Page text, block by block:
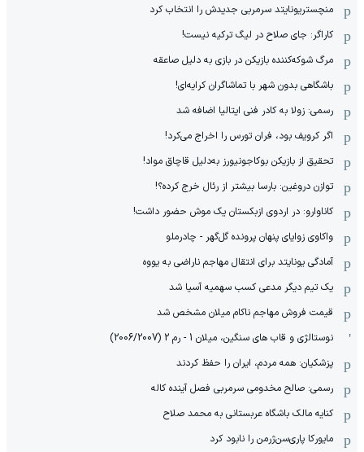
منچستریونایتد سرمربی جدیدش را انتخاب کرد
کاراگر: جای صلاح در لیگ ترکیه نیست!
مرگ شوکه‌کننده بازیکن در بازی به دلیل صاعقه
باشگاهی بدون شهر با تماشاگران کرایه‌ای!
رسمی: زولا به کادر فنی ایتالیا اضافه شد
اگر کرویف بود، فران تورس را اخراج می‌کرد!
تحقیق از بازیکن بوکاجونیورز به‌دلیل قاچاق مواد!
توازن دروغین: بارسا بیشتر از رئال خرج کرده؟!
کاناوارو: در اردوی ازبکستان یک موش حضور داشت!
واکاوی زوایای پنهان پرونده گل‌گهر - چادرملو
آمادگی یونایتد برای انتقال مهاجم ناراضی به یووه
یک تیم دیگر مدعی کسب سهمیه آسیا شد
قیمت فروش مهاجم ناکام میلان مشخص شد
نوستالژی و قاب های سنگین، میلان 1 - رم 2 (2006/2007)
پزشکیان: همه مردم، ایران را حفظ کردند
رسمی: صالح مخدومی سرمربی فصل آینده کاله
کنایه مالک باشگاه عربستانی به محمد صلاح
مایورکا پاری‌سن‌ژرمن را نابود کرد